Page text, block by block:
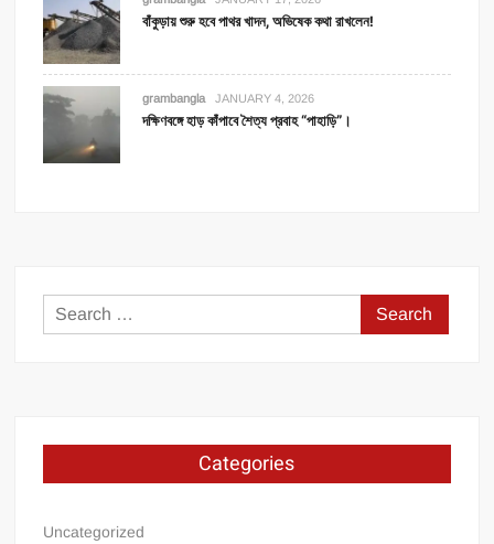
বাঁকুড়ায় শুরু হবে পাথর খাদন, অভিষেক কথা রাখলেন!
grambangla JANUARY 4, 2026
দক্ষিণবঙ্গে হাড় কাঁপাবে শৈত্য প্রবাহ “পাহাড়ি”।
Search
for:
Categories
Uncategorized